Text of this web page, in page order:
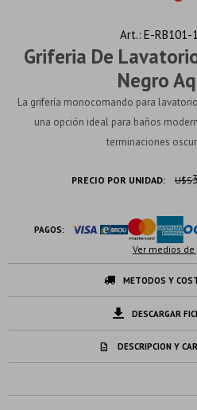
Griferia De
Negro
E-RB101-
La grifería monocomando para
una opción ideal para baños
terminaciones
PRECIO POR UNIDAD: U$S
PAGOS:
Ver medios de
METODOS Y
DESCARGAR
DESCRIPCION Y